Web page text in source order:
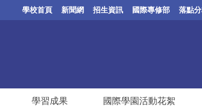
學校首頁 新聞網 招生資訊 國際專修部 落點
學習成果 國際學園活動花絮